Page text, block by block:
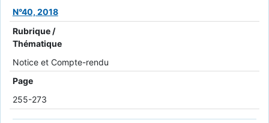
N°40, 2018
Rubrique /
Thématique
Notice et Compte-rendu
Page
255-273